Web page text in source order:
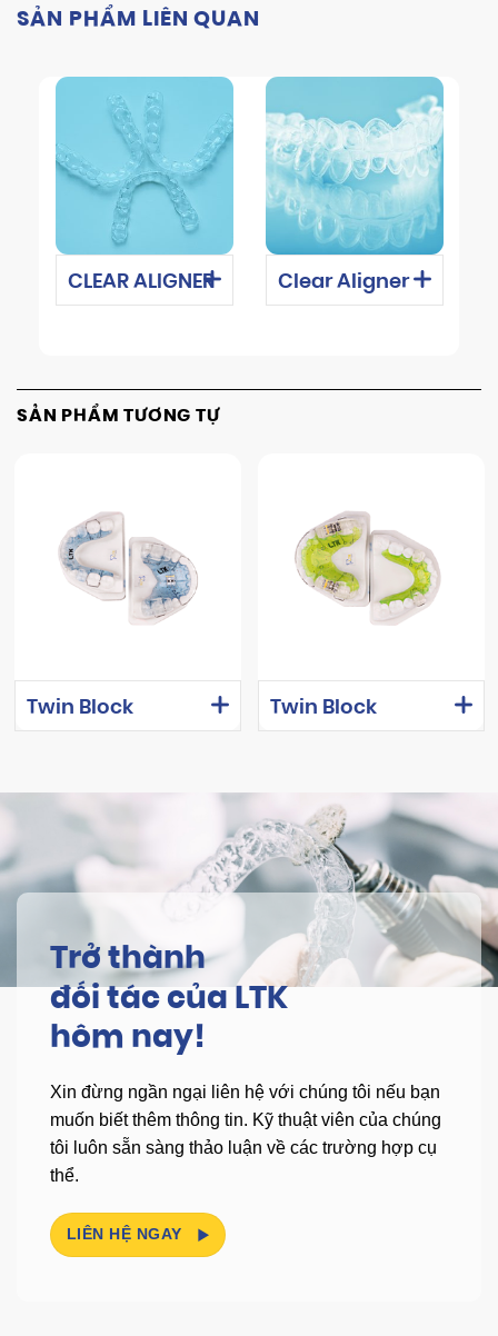
SẢN PHẨM LIÊN QUAN
CLEAR ALIGNER Clear Aligner
SẢN PHẨM TƯƠNG TỰ
Twin Block Twin Block
Trở thành
đối tác của LTK
hôm nay!
Xin đừng ngần ngại liên hệ với chúng tôi nếu bạn
muốn biết thêm thông tin. Kỹ thuật viên của chúng
tôi luôn sẵn sàng thảo luận về các trường hợp cụ
thể.
LIÊN HỆ NGAY